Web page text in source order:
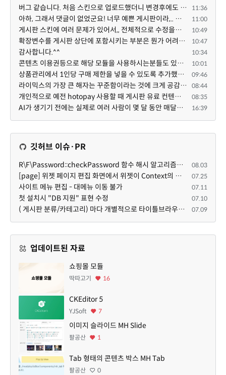
버그 같습니다. 처음 스킨으로 업로드했더니 변경후에도 스킨으로 남아있네요. 11:36
아하, 그래서 댓글이 없었군요! 너무 예쁜 게시판이라,.. 넘넘 감사드립니다! 천천히 하세요 ^^ 11:00
게시판 스킨에 여러 문제가 있어서,, 전체적으로 수정을해서 업데이트 하겠습니다! 10:49
확장변수를 게시판 상단에 포함시키는 부분은 뭔가 어려우신 작업인가보네요~ 10:47
감사합니다.^^ 10:34
콘텐츠 이용권등으로 해당 모듈을 사용하시는분들도 있을것 같아서, 해당기능을 추가했습니다! 10:01
상품관리에서 1인당 구매 제한을 넣을 수 있도록 추가했습니다! 09:46
라이믹스의 가장 큰 해자는 꾸준함이라는 것에 크게 공감합니다. 저도 10년 이상 라이믹스 순수 소비자로 있... 08:44
개인적으로 예전 hotopay 사용할 때 게시판 유료 컨텐츠 열람 권한을 결제 후 자동으로 부여하는 형태로 유... 08:35
AI가 생기기 전에는 실제로 여러 사람이 몇 달 동안 매달려야 하는 프로젝트였는데... 이제는 한두 명이 쳐... 16:39
깃허브 이슈·PR
R\F\Password::checkPassword 함수 해시 알고리즘을 암시적으로 호출하는 경우 Argon2id 해시 비교 실패 08.03
[page] 위젯 페이지 편집 화면에서 위젯이 Context의 module_info를 덮어쓰면 저장이 ERR_ACT_IS_NOT_STANDALONE으로 실패 07.25
사이트 메뉴 편집 - 대메뉴 이동 불가 07.11
첫 설치시 "DB 지원" 표현 수정 07.10
( 게시판 분류/카테고리) 마다 개별적으로 타이틀브라우저 제목 및 seo설명 넣을 수 있으면 어떨지 해서 글 등록해봅니다. 07.09
업데이트된 자료
쇼핑몰 모듈
딱따고기 16
CKEditor 5
YJSoft 7
이미지 슬라이드 MH Slide
팔공산 1
Tab 형태의 콘텐츠 박스 MH Tab
팔공산 0